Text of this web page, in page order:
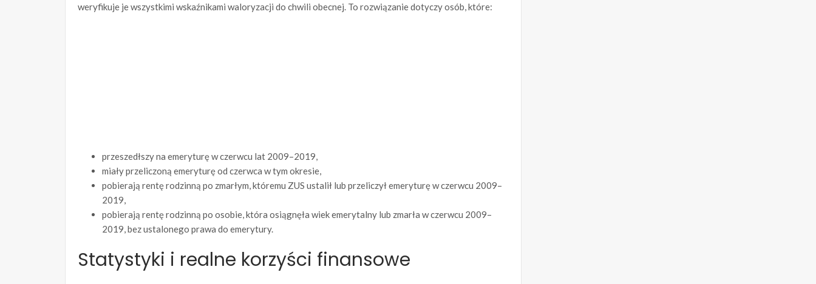
weryfikuje je wszystkimi wskaźnikami waloryzacji do chwili obecnej. To rozwiązanie dotyczy osób, które:
przeszedłszy na emeryturę w czerwcu lat 2009–2019,
miały przeliczoną emeryturę od czerwca w tym okresie,
pobierają rentę rodzinną po zmarłym, któremu ZUS ustalił lub przeliczył emeryturę w czerwcu 2009–
2019,
pobierają rentę rodzinną po osobie, która osiągnęła wiek emerytalny lub zmarła w czerwcu 2009–
2019, bez ustalonego prawa do emerytury.
Statystyki i realne korzyści finansowe